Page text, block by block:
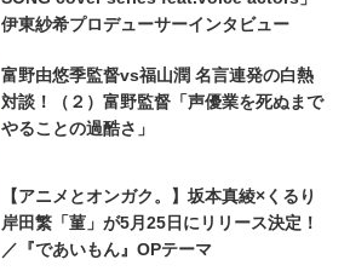
伊東紗希プロデューサーインタビュー
富野由悠季監督vs福山潤 名言連発の白熱
対談！（２）富野監督「声優業を死ぬまで
やることの過酷さ」
【アニメとオンガク。】坂本真綾×くるり
岸田繁「菫」が5月25日にリリース決定！
／『であいもん』OPテーマ